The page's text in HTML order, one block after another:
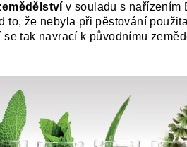
v souladu s nařízením
to, že nebyla při pěstování
tak navrací k původnímu